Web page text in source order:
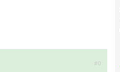
#0